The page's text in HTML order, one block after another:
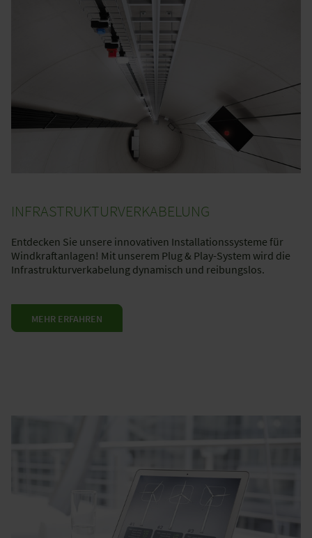
INFRASTRUKTURVERKABELUNG
Entdecken Sie unsere innovativen Installationssysteme für
Windkraftanlagen! Mit unserem Plug & Play-System wird die
Infrastrukturverkabelung dynamisch und reibungslos.
MEHR ERFAHREN